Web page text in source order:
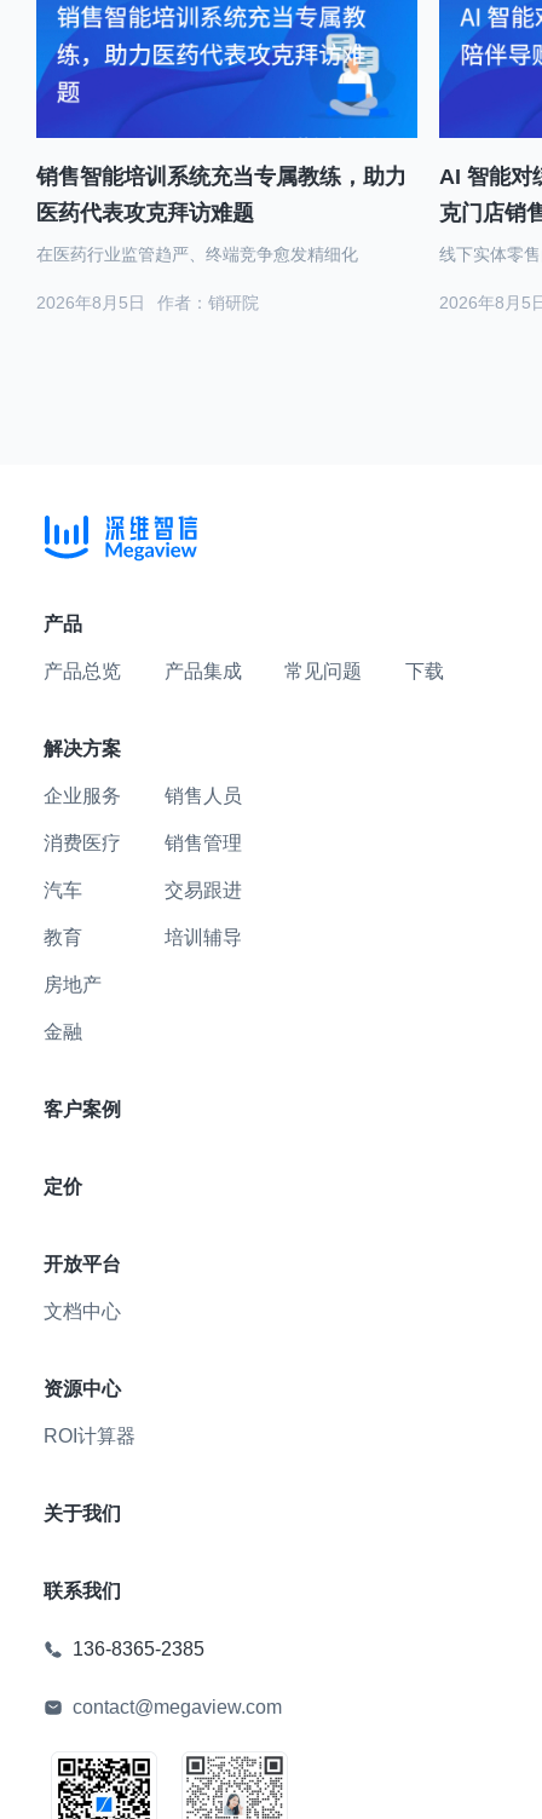
销售智能培训系统充当专属教练，助力
医药代表攻克拜访难题
作者：销研院
2026年8月5日
在医药行业监管趋严、终端竞争愈发精细化
AI 智能对
克门店销
2026年8月5
线下实体零
产品
产品总览 产品集成 常见问题 下载
解决方案
企业服务
消费医疗
汽车
教育
房地产
金融
销售人员
销售管理
交易跟进
培训辅导
客户案例
定价
开放平台
文档中心
资源中心
ROI计算器
关于我们
联系我们
136-8365-2385
contact@megaview.com